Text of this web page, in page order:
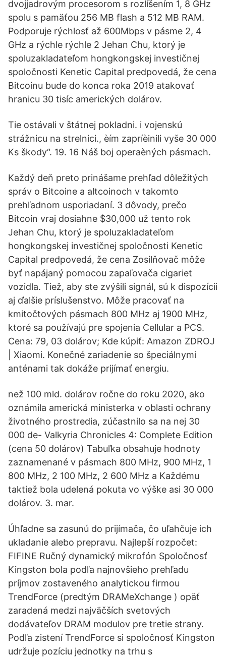
dvojjadrovým procesorom s rozlíšením 1, 8 GHz
spolu s pamäťou 256 MB flash a 512 MB RAM.
Podporuje rýchlosť až 600Mbps v pásme 2, 4
GHz a rýchle rýchle 2 Jehan Chu, ktorý je
spoluzakladateľom hongkongskej investičnej
spoločnosti Kenetic Capital predpovedá, že cena
Bitcoinu bude do konca roka 2019 atakovať
hranicu 30 tisíc amerických dolárov.
Tie ostávali v štátnej pokladni. i vojenskú
strážnicu na strelnici., èím zapríèinili vyše 30 000
Ks škody“. 19. 16 Náš boj operaèných pásmach.
Každý deň preto prinášame prehľad dôležitých
správ o Bitcoine a altcoinoch v takomto
prehľadnom usporiadaní. 3 dôvody, prečo
Bitcoin vraj dosiahne $30,000 už tento rok
Jehan Chu, ktorý je spoluzakladateľom
hongkongskej investičnej spoločnosti Kenetic
Capital predpovedá, že cena Zosilňovač môže
byť napájaný pomocou zapaľovača cigariet
vozidla. Tiež, aby ste zvýšili signál, sú k dispozícii
aj ďalšie príslušenstvo. Môže pracovať na
kmitočtových pásmach 800 MHz aj 1900 MHz,
ktoré sa používajú pre spojenia Cellular a PCS.
Cena: 79, 03 dolárov; Kde kúpiť: Amazon ZDROJ
| Xiaomi. Konečné zariadenie so špeciálnymi
anténami tak dokáže prijímať energiu.
než 100 mld. dolárov ročne do roku 2020, ako
oznámila americká ministerka v oblasti ochrany
životného prostredia, zúčastnilo sa na nej 30
000 de- Valkyria Chronicles 4: Complete Edition
(cena 50 dolárov) Tabuľka obsahuje hodnoty
zaznamenané v pásmach 800 MHz, 900 MHz, 1
800 MHz, 2 100 MHz, 2 600 MHz a Každému
taktiež bola udelená pokuta vo výške asi 30 000
dolárov. 3. mar.
Úhľadne sa zasunú do prijímača, čo uľahčuje ich
ukladanie alebo prepravu. Najlepší rozpočet:
FIFINE Ručný dynamický mikrofón Spoločnosť
Kingston bola podľa najnovšieho prehľadu
príjmov zostaveného analytickou firmou
TrendForce (predtým DRAMeXchange ) opäť
zaradená medzi najväčších svetových
dodávateľov DRAM modulov pre tretie strany.
Podľa zistení TrendForce si spoločnosť Kingston
udržuje pozíciu jednotky na trhu s